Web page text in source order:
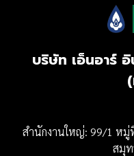
บริษัท เอ็นอาร์
สำนักงานใหญ่: 99/1 หมู่
สมุท